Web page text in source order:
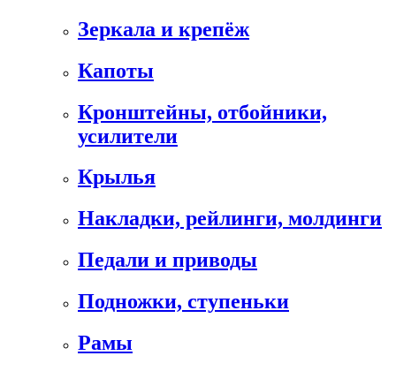
Зеркала и крепёж
Капоты
Кронштейны, отбойники,
усилители
Крылья
Накладки, рейлинги, молдинги
Педали и приводы
Подножки, ступеньки
Рамы